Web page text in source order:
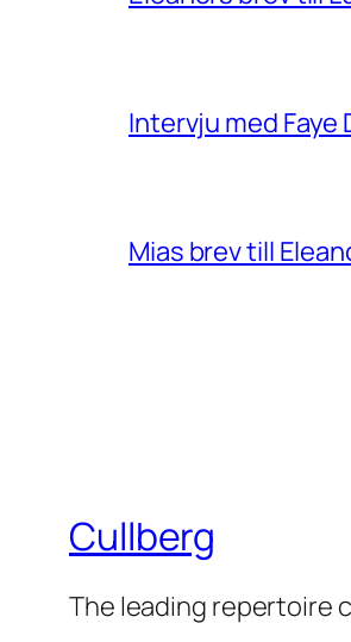
Intervju med Faye
Mias brev till
Cullberg
The leading repertoire